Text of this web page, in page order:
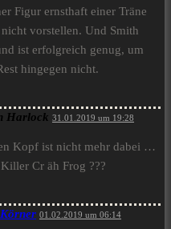
Figur ernsthaft einer Träne
vorstellen. Und Smith
ist erfolgreich genug, um
hingegen nicht.
Harlock 31.01.2019 um 19:28
Kopf ist nicht mehr dabei …
Cr äh Frog ???
01.02.2019 um 06:14